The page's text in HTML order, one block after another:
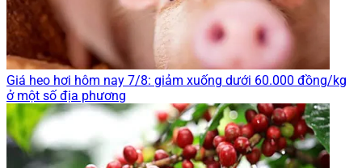
Giá heo hơi hôm nay 7/8: giảm xuống dưới 60.000 đồng/kg
ở một số địa phương